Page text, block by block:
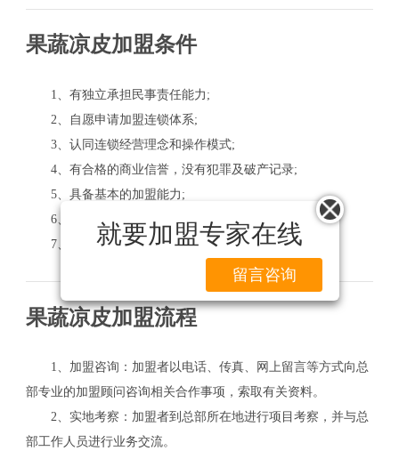
就要加盟专家在线
留言咨询
果蔬凉皮加盟条件
1、有独立承担民事责任能力;
2、自愿申请加盟连锁体系;
3、认同连锁经营理念和操作模式;
4、有合格的商业信誉，没有犯罪及破产记录;
5、具备基本的加盟能力;
6、认同公司的企业文化，确信的品牌;
7、接受公司总部的管理，并能接受持续的提升训练。
果蔬凉皮加盟流程
1、加盟咨询：加盟者以电话、传真、网上留言等方式向总
部专业的加盟顾问咨询相关合作事项，索取有关资料。
2、实地考察：加盟者到总部所在地进行项目考察，并与总
部工作人员进行业务交流。